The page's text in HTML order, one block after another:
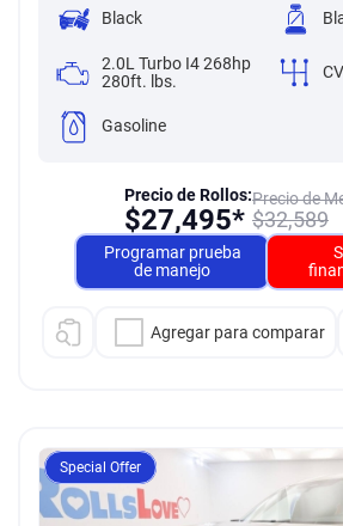
Black
2.0L Turbo I4 268hp
280ft. lbs.
Gasoline
Precio de
$32,589
Precio de Rollos:
$27,495*
Programar prueba
de manejo
Agregar para comparar
Special Offer